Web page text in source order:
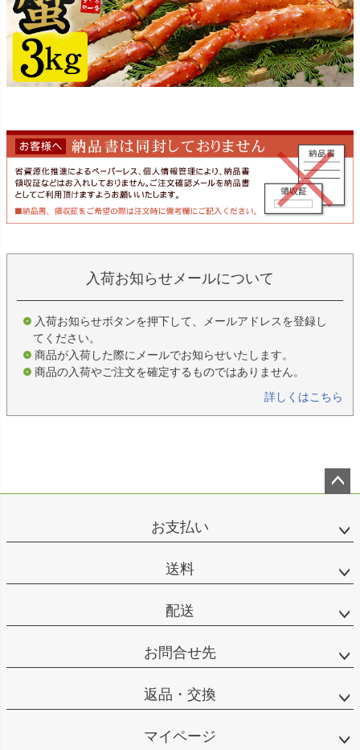
入荷お知らせメールについて
入荷お知らせボタンを押下して、メールアドレスを登録し
てください。
商品が入荷した際にメールでお知らせいたします。
商品の入荷やご注文を確定するものではありません。
詳しくはこちら
お支払い
送料
配送
お問合せ先
返品・交換
マイページ
ップ